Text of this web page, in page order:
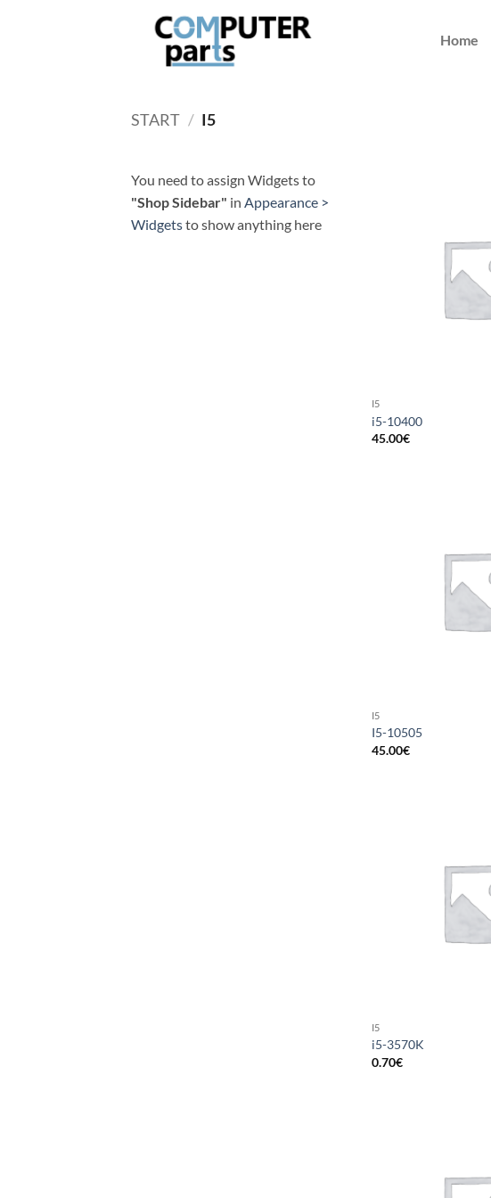
Home
START / I5
You need to assign Widgets to
"Shop Sidebar" in Appearance >
Widgetsto show anything here
I5
i5-10400
45.00€
I5
I5-10505
45.00€
I5
i5-3570K
0.70€